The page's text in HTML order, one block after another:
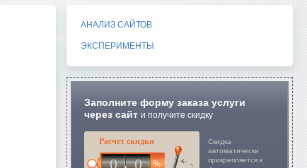
АНАЛИЗ САЙТОВ
ЭКСПЕРИМЕНТЫ
Заполните форму заказа услуги
через сайт и получите скидку
Расчет скидки
0
0
Скидка
автоматически
прикрепляется к